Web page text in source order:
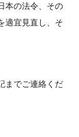
本の法令、その
適宜見直し、そ
までご連絡くだ